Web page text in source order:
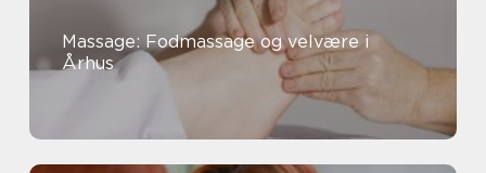
Massage: Fodmassage og velvære i
Århus